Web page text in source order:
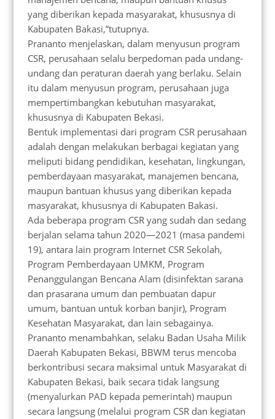
yang diberikan kepada masyarakat, khususnya di
Kabupaten Bakasi,”tutupnya.
Prananto menjelaskan, dalam menyusun program
CSR, perusahaan selalu berpedoman pada undang-
undang dan peraturan daerah yang berlaku. Selain
itu dalam menyusun program, perusahaan juga
mempertimbangkan kebutuhan masyarakat,
khususnya di Kabupaten Bekasi.
Bentuk implementasi dari program CSR perusahaan
adalah dengan melakukan berbagai kegiatan yang
meliputi bidang pendidikan, kesehatan, lingkungan,
pemberdayaan masyarakat, manajemen bencana,
maupun bantuan khusus yang diberikan kepada
masyarakat, khususnya di Kabupaten Bakasi.
Ada beberapa program CSR yang sudah dan sedang
berjalan selama tahun 2020—2021 (masa pandemi
19), antara lain program Internet CSR Sekolah,
Program Pemberdayaan UMKM, Program
Penanggulangan Bencana Alam (disinfektan sarana
dan prasarana umum dan pembuatan dapur
umum, bantuan untuk korban banjir), Program
Kesehatan Masyarakat, dan lain sebagainya.
Prananto menambahkan, selaku Badan Usaha Milik
Daerah Kabupaten Bekasi, BBWM terus mencoba
berkontribusi secara maksimal untuk Masyarakat di
Kabupaten Bekasi, baik secara tidak langsung
(menyalurkan PAD kepada pemerintah) maupun
secara langsung (melalui program CSR dan kegiatan